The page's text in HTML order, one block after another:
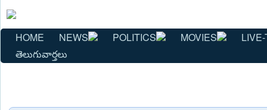
HOME NEWS POLITICS MOVIES
తెలుగువార్తలు